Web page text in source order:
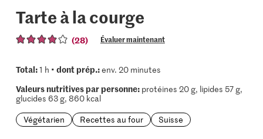
Tarte à la courge
(28) Évaluer maintenant
Total:1 h • dont prép.:env. 20 minutes
Valeurs nutritives par personne:protéines 20 g, lipides 57 g,
glucides 63 g, 860 kcal
Végétarien
Recettes au four Suisse